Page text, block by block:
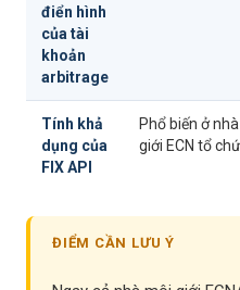
điển hình
của tài
khoản
arbitrage
Tính khả
dụng của
FIX API
Phổ biến ở
giới ECN tổ
ĐIỂM CẦN LƯU Ý